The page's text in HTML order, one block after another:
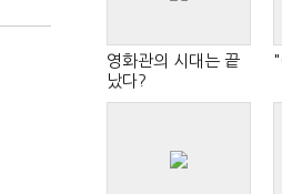
영화관의 시대는 끝
났다?